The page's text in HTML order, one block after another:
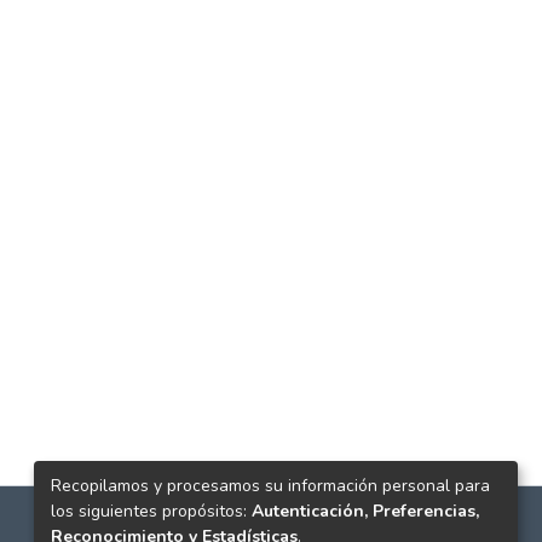
Recopilamos y procesamos su información personal para
los siguientes propósitos: Autenticación, Preferencias,
Reconocimiento y Estadísticas.